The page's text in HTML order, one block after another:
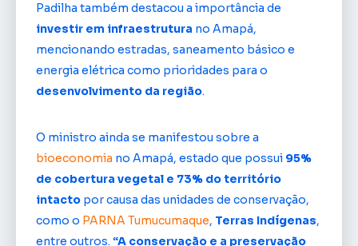
Padilha também destacou a importância de
investir em infraestrutura no Amapá,
mencionando estradas, saneamento básico e
energia elétrica como prioridades para o
desenvolvimento da região.
O ministro ainda se manifestou sobre a
bioeconomia no Amapá, estado que possui 95%
de cobertura vegetal e 73% do território
intacto por causa das unidades de conservação,
como o PARNA Tumucumaque, Terras Indígenas,
entre outros. “A conservação e a preservação